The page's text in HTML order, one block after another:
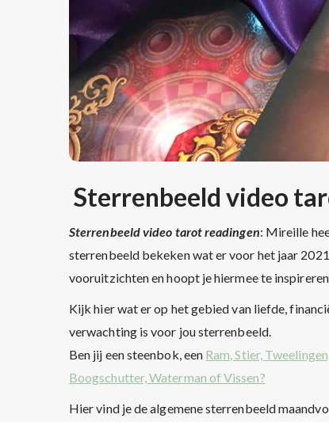
Sterrenbeeld video
Sterrenbeeld video tarot readingen: Mireille
sterrenbeeld bekeken wat er voor het jaar
vooruitzichten en hoopt je hiermee te inspireren.
Kijk hier wat er op het gebied van liefde,
verwachting is voor jou sterrenbeeld.
Ben jij een steenbok, een Ram, Stier,
Boogschutter, Waterman of Vissen?
Hier vind je de algemene sterrenbeeld